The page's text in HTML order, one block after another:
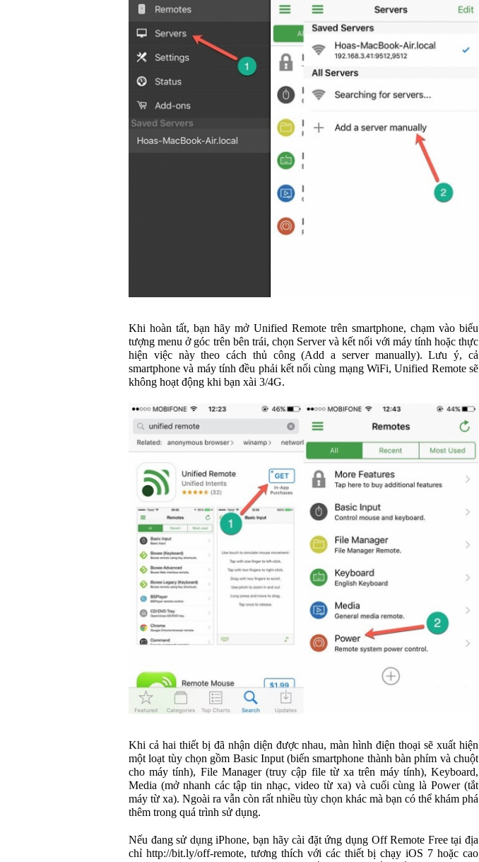
Khi hoàn tất, bạn hãy mở Unified Remote trên smartphone, chạm vào biểu
tượng menu ở góc trên bên trái, chọn Server và kết nối với máy tính hoặc thực
hiện việc này theo cách thủ công (Add a server manually). Lưu ý, cả
smartphone và máy tính đều phải kết nối cùng mạng WiFi, Unified Remote sẽ
không hoạt động khi bạn xài 3/4G.
Khi cả hai thiết bị đã nhận diện được nhau, màn hình điện thoại sẽ xuất hiện
một loạt tùy chọn gồm Basic Input (biến smartphone thành bàn phím và chuột
cho máy tính), File Manager (truy cập file từ xa trên máy tính), Keyboard,
Media (mở nhanh các tập tin nhạc, video từ xa) và cuối cùng là Power (tắt
máy từ xa). Ngoài ra vẫn còn rất nhiều tùy chọn khác mà bạn có thể khám phá
thêm trong quá trình sử dụng.
Nếu đang sử dụng iPhone, bạn hãy cài đặt ứng dụng Off Remote Free tại địa
chỉ http://bit.ly/off-remote, tương thích với các thiết bị chạy iOS 7 hoặc cao